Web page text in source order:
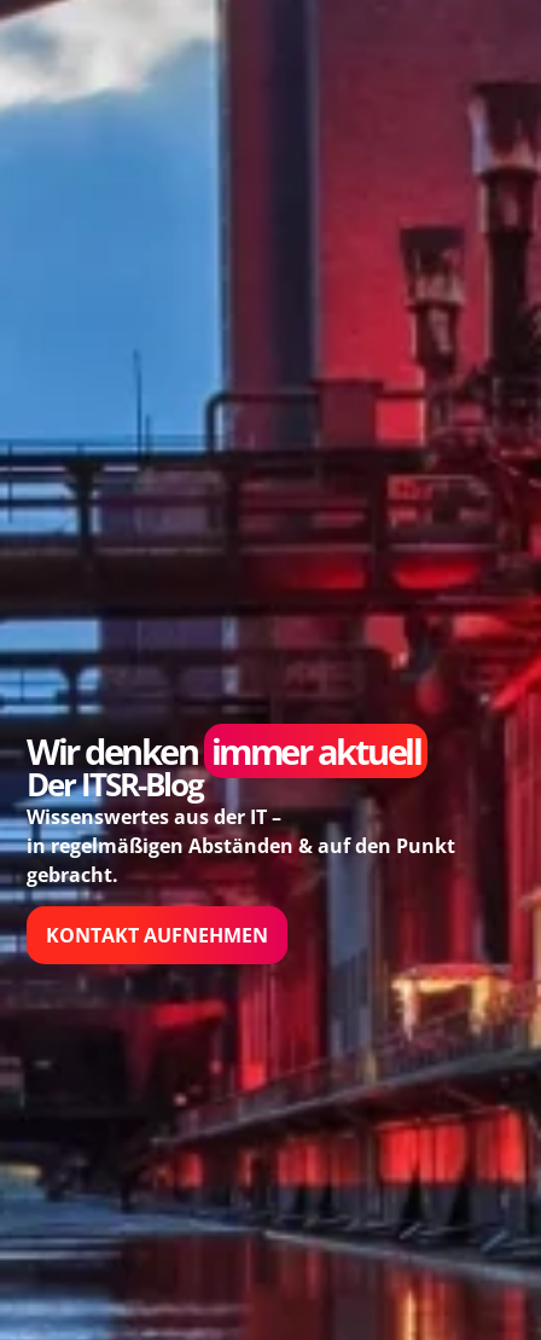
Wir denken immer aktuell
Der ITSR-Blog
Wissenswertes aus der IT –
in regelmäßigen Abständen & auf den Punkt
gebracht.
KONTAKT AUFNEHMEN